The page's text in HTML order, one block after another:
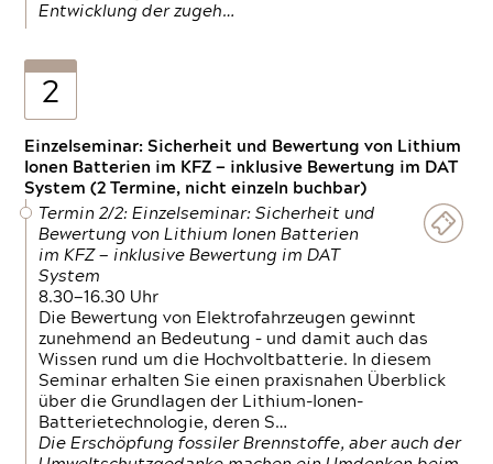
Entwicklung der zugeh…
2
Einzelseminar: Sicherheit und Bewertung von Lithium
Ionen Batterien im KFZ — inklusive Bewertung im DAT
System (2 Termine, nicht einzeln buchbar)
Termin 2/2: Einzelseminar: Sicherheit und
Bewertung von Lithium Ionen Batterien
im KFZ — inklusive Bewertung im DAT
System
8.30—16.30 Uhr
Die Bewertung von Elektrofahrzeugen gewinnt
zunehmend an Bedeutung – und damit auch das
Wissen rund um die Hochvoltbatterie. In diesem
Seminar erhalten Sie einen praxisnahen Überblick
über die Grundlagen der Lithium-Ionen-
Batterietechnologie, deren S…
Die Erschöpfung fossiler Brennstoffe, aber auch der